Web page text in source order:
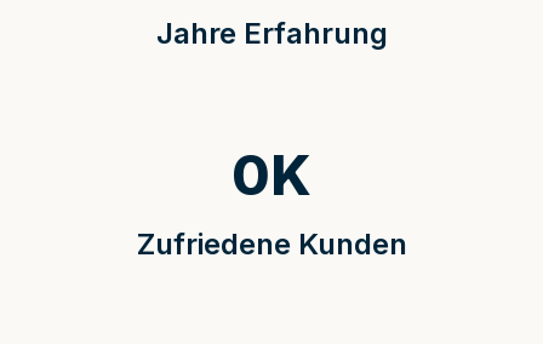
Jahre Erfahrung
Zufriedene Kunden
0K